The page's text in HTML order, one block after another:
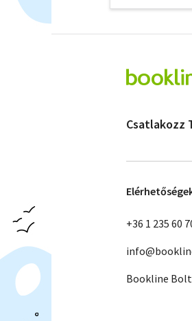
Csatlakozz
+36 1 235 60
Bookline Bolt